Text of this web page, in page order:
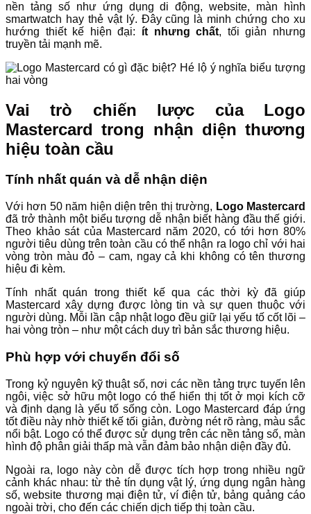
nền tảng số như ứng dụng di động, website, màn hình
smartwatch hay thẻ vật lý. Đây cũng là minh chứng cho xu
hướng thiết kế hiện đại: ít nhưng chất, tối giản nhưng
truyền tải mạnh mẽ.
Vai trò chiến lược của Logo
Mastercard trong nhận diện thương
hiệu toàn cầu
Tính nhất quán và dễ nhận diện
Với hơn 50 năm hiện diện trên thị trường, Logo Mastercard
đã trở thành một biểu tượng dễ nhận biết hàng đầu thế giới.
Theo khảo sát của Mastercard năm 2020, có tới hơn 80%
người tiêu dùng trên toàn cầu có thể nhận ra logo chỉ với hai
vòng tròn màu đỏ – cam, ngay cả khi không có tên thương
hiệu đi kèm.
Tính nhất quán trong thiết kế qua các thời kỳ đã giúp
Mastercard xây dựng được lòng tin và sự quen thuộc với
người dùng. Mỗi lần cập nhật logo đều giữ lại yếu tố cốt lõi –
hai vòng tròn – như một cách duy trì bản sắc thương hiệu.
Phù hợp với chuyển đổi số
Trong kỷ nguyên kỹ thuật số, nơi các nền tảng trực tuyến lên
ngôi, việc sở hữu một logo có thể hiển thị tốt ở mọi kích cỡ
và định dạng là yếu tố sống còn. Logo Mastercard đáp ứng
tốt điều này nhờ thiết kế tối giản, đường nét rõ ràng, màu sắc
nổi bật. Logo có thể được sử dụng trên các nền tảng số, màn
hình độ phân giải thấp mà vẫn đảm bảo nhận diện đầy đủ.
Ngoài ra, logo này còn dễ được tích hợp trong nhiều ngữ
cảnh khác nhau: từ thẻ tín dụng vật lý, ứng dụng ngân hàng
số, website thương mại điện tử, ví điện tử, bảng quảng cáo
ngoài trời, cho đến các chiến dịch tiếp thị toàn cầu.